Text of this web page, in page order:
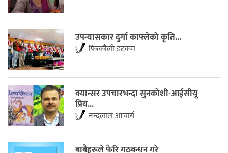
उपन्यासकार दुर्गा काफ्लेको कृति...
फित्काैली डटकम
​क्यान्सर उपचारभन्दा सुनकोशी-आईसीयू
प्रिय...
नन्दलाल आचार्य
बाबैहरूले फेरि गठबन्धन गरे